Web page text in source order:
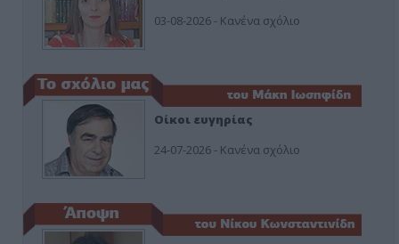
03-08-2026 - Κανένα σχόλιο
Οίκοι ευγηρίας
24-07-2026 - Κανένα σχόλιο